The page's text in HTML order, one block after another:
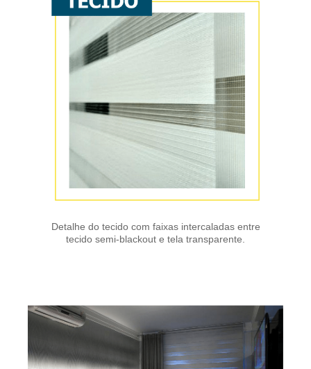
Detalhe do tecido com faixas intercaladas entre
tecido semi-blackout e tela transparente.